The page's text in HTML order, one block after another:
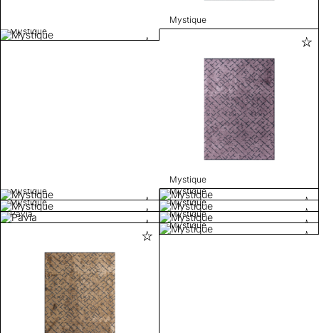
Mystique
Mystique
Mystique
Mystique
Mystique
Mystique
Mystique
Pavia
Mystique
Mystique